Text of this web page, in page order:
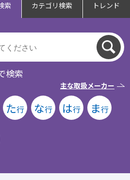
索 カテゴリ検索 トレンド
検索
主な取扱メーカー
た行 な行 は行 ま行